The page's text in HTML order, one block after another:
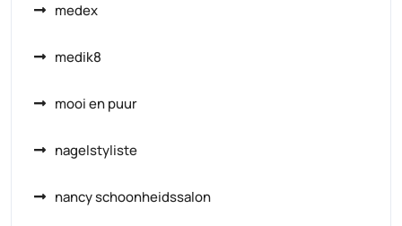
medex
medik8
mooi en puur
nagelstyliste
nancy schoonheidssalon